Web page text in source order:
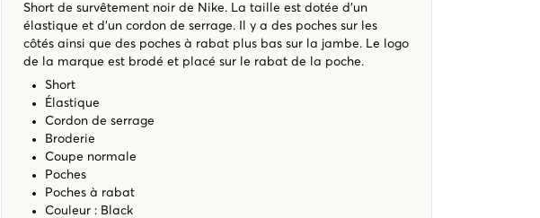
Short de survêtement noir de Nike. La taille est dotée d’un
élastique et d’un cordon de serrage. Il y a des poches sur les
côtés ainsi que des poches à rabat plus bas sur la jambe. Le logo
de la marque est brodé et placé sur le rabat de la poche.
Short
Élastique
Cordon de serrage
Broderie
Coupe normale
Poches
Poches à rabat
Couleur : Black